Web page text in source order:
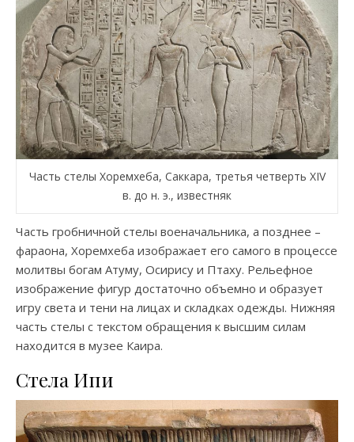
Часть стелы Хоремхеба, Саккара, третья четверть XIV
в. до н. э., известняк
Часть гробничной стелы военачальника, а позднее –
фараона, Хоремхеба изображает его самого в процессе
молитвы богам Атуму, Осирису и Птаху. Рельефное
изображение фигур достаточно объемно и образует
игру света и тени на лицах и складках одежды. Нижняя
часть стелы с текстом обращения к высшим силам
находится в музее Каира.
Стела Ипи